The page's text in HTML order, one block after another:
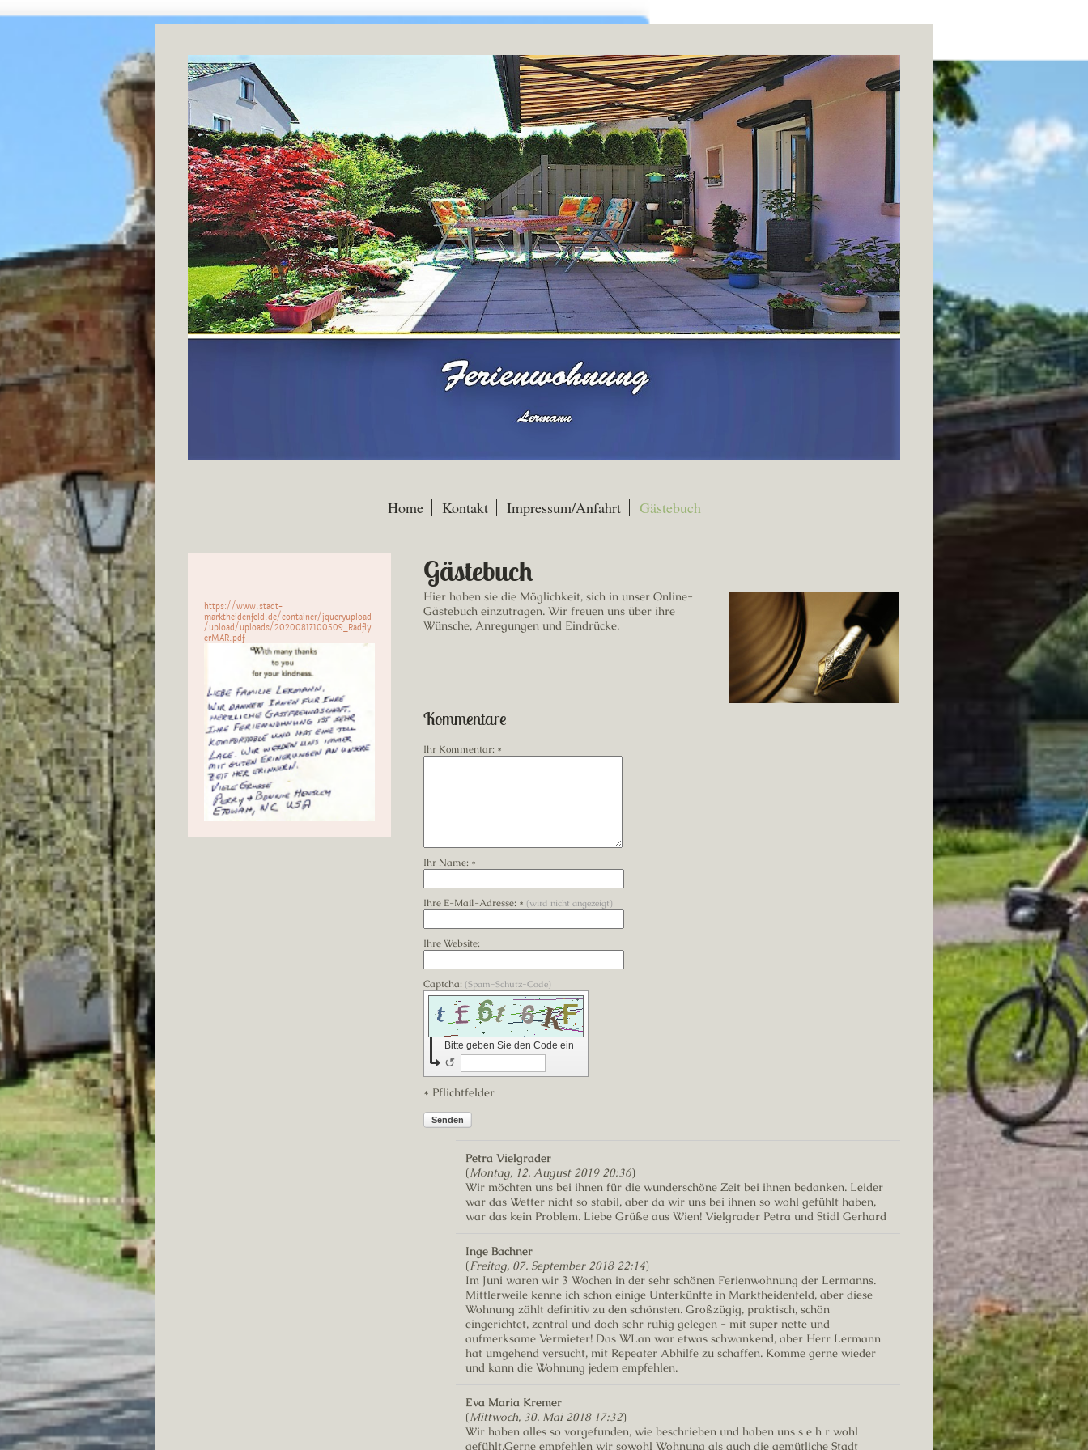
Home Kontakt Impressum/Anfahrt Gästebuch
Gästebuch
Hier haben sie die Möglichkeit, sich in unser Online-
Gästebuch einzutragen.Wir freuen uns über ihre
Wünsche, Anregungen und Eindrücke.
Kommentare
Ihr Kommentar: *
Ihr Name: *
Ihre E-Mail-Adresse: * (wird nicht angezeigt)
Ihre Website:
Captcha: (Spam-Schutz-Code)
Bitte geben Sie den Code ein
↺
* Pflichtfelder
Senden
Petra Vielgrader
(Montag, 12. August 2019 20:36)
Wir möchten uns bei ihnen für die wunderschöne Zeit bei ihnen bedanken. Leider
war das Wetter nicht so stabil, aber da wir uns bei ihnen so wohl gefühlt haben,
war das kein Problem. Liebe Grüße aus Wien! Vielgrader Petra und Stidl Gerhard
Inge Bachner
(Freitag, 07. September 2018 22:14)
Im Juni waren wir 3 Wochen in der sehr schönen Ferienwohnung der Lermanns.
Mittlerweile kenne ich schon einige Unterkünfte in Marktheidenfeld, aber diese
Wohnung zählt definitiv zu den schönsten. Großzügig, praktisch, schön
eingerichtet, zentral und doch sehr ruhig gelegen - mit super nette und
aufmerksame Vermieter! Das WLan war etwas schwankend, aber Herr Lermann
hat umgehend versucht, mit Repeater Abhilfe zu schaffen. Komme gerne wieder
und kann die Wohnung jedem empfehlen.
Eva Maria Kremer
(Mittwoch, 30. Mai 2018 17:32)
Wir haben alles so vorgefunden, wie beschrieben und haben uns s e h r wohl
gefühlt.Gerne empfehlen wir sowohl Wohnung als auch die gemütliche Stadt
https://www.stadt-
marktheidenfeld.de/container/jqueryupload
/upload/uploads/20200817100509_Radfly
erMAR.pdf